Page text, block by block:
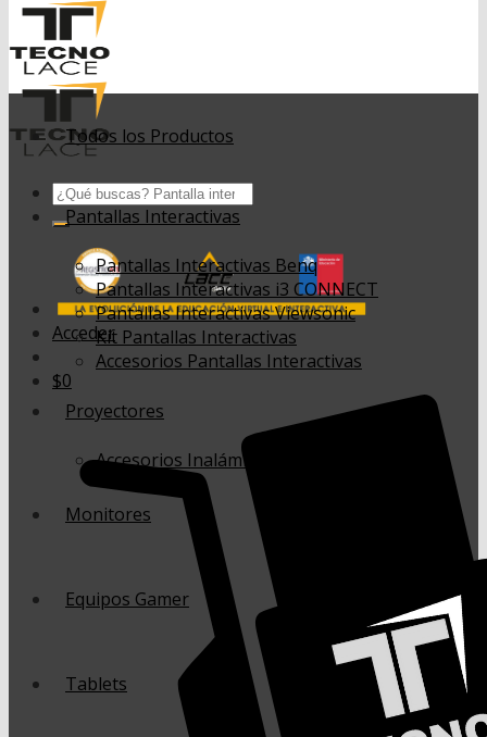
Buscar
por:
Acceder
$0
Todos los Productos
Pantallas Interactivas
Pantallas Interactivas Benq
Pantallas Interactivas i3 CONNECT
Pantallas Interactivas Viewsonic
Kit Pantallas Interactivas
Accesorios Pantallas Interactivas
Proyectores
Accesorios Inalámbricos
Monitores
Equipos Gamer
Tablets